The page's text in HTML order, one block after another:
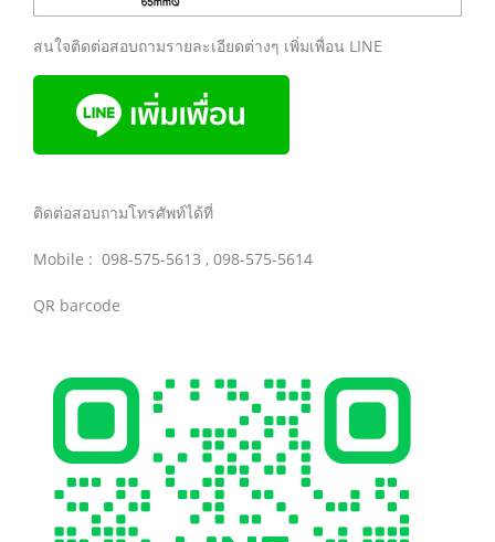
สนใจติดต่อสอบถามรายละเอียดต่างๆ เพิ่มเพื่อน LINE
ติดต่อสอบถามโทรศัพท์ได้ที่
Mobile : 098-575-5613 , 098-575-5614
QR barcode